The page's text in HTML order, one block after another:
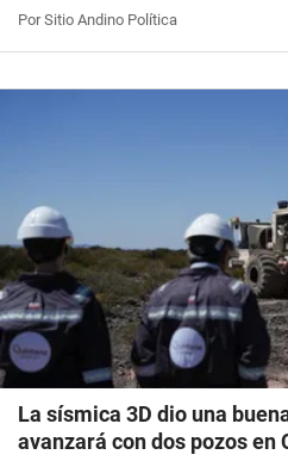
Por Sitio Andino Política
La sísmica 3D dio una
avanzará con dos pozos en